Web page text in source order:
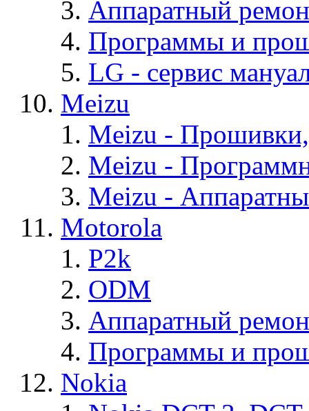
Аппаратный
Программы и
LG - cервис
Meizu
Meizu -
Meizu -
Meizu -
Motorola
P2k
ODM
Аппаратный
Программы и
Nokia